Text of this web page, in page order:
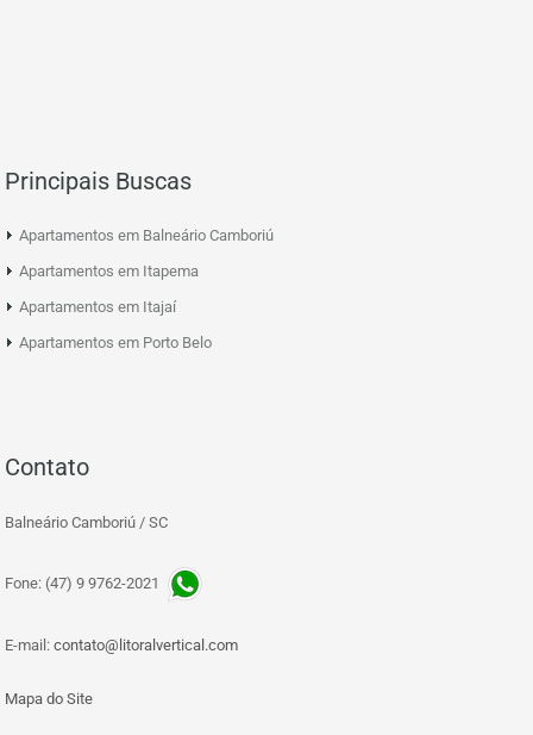
Principais Buscas
Apartamentos em Balneário Camboriú
Apartamentos em Itapema
Apartamentos em Itajaí
Apartamentos em Porto Belo
Contato
Balneário Camboriú / SC
Fone: (47) 9 9762-2021
E-mail: contato@litoralvertical.com
Mapa do Site